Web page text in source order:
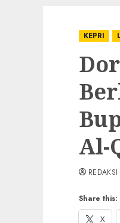
KEPRI
Al-
Share this:
X